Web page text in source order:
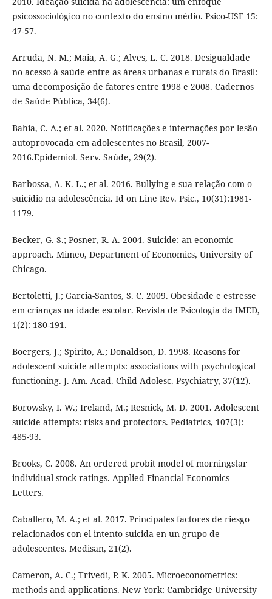
psicossociológico no contexto do ensino médio. Psico-USF 15:
47-57.
Arruda, N. M.; Maia, A. G.; Alves, L. C. 2018. Desigualdade
no acesso à saúde entre as áreas urbanas e rurais do Brasil:
uma decomposição de fatores entre 1998 e 2008. Cadernos
de Saúde Pública, 34(6).
Bahia, C. A.; et al. 2020. Notificações e internações por lesão
autoprovocada em adolescentes no Brasil, 2007-
2016.Epidemiol. Serv. Saúde, 29(2).
Barbossa, A. K. L.; et al. 2016. Bullying e sua relação com o
suicídio na adolescência. Id on Line Rev. Psic., 10(31):1981-
1179.
Becker, G. S.; Posner, R. A. 2004. Suicide: an economic
approach. Mimeo, Department of Economics, University of
Chicago.
Bertoletti, J.; Garcia-Santos, S. C. 2009. Obesidade e estresse
em crianças na idade escolar. Revista de Psicologia da IMED,
1(2): 180-191.
Boergers, J.; Spirito, A.; Donaldson, D. 1998. Reasons for
adolescent suicide attempts: associations with psychological
functioning. J. Am. Acad. Child Adolesc. Psychiatry, 37(12).
Borowsky, I. W.; Ireland, M.; Resnick, M. D. 2001. Adolescent
suicide attempts: risks and protectors. Pediatrics, 107(3):
485-93.
Brooks, C. 2008. An ordered probit model of morningstar
individual stock ratings. Applied Financial Economics
Letters.
Caballero, M. A.; et al. 2017. Principales factores de riesgo
relacionados con el intento suicida en un grupo de
adolescentes. Medisan, 21(2).
Cameron, A. C.; Trivedi, P. K. 2005. Microeconometrics:
methods and applications. New York: Cambridge University